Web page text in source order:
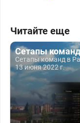
Читайте еще
Сетапы
Сетапы команд в
13 июня 2022 г.